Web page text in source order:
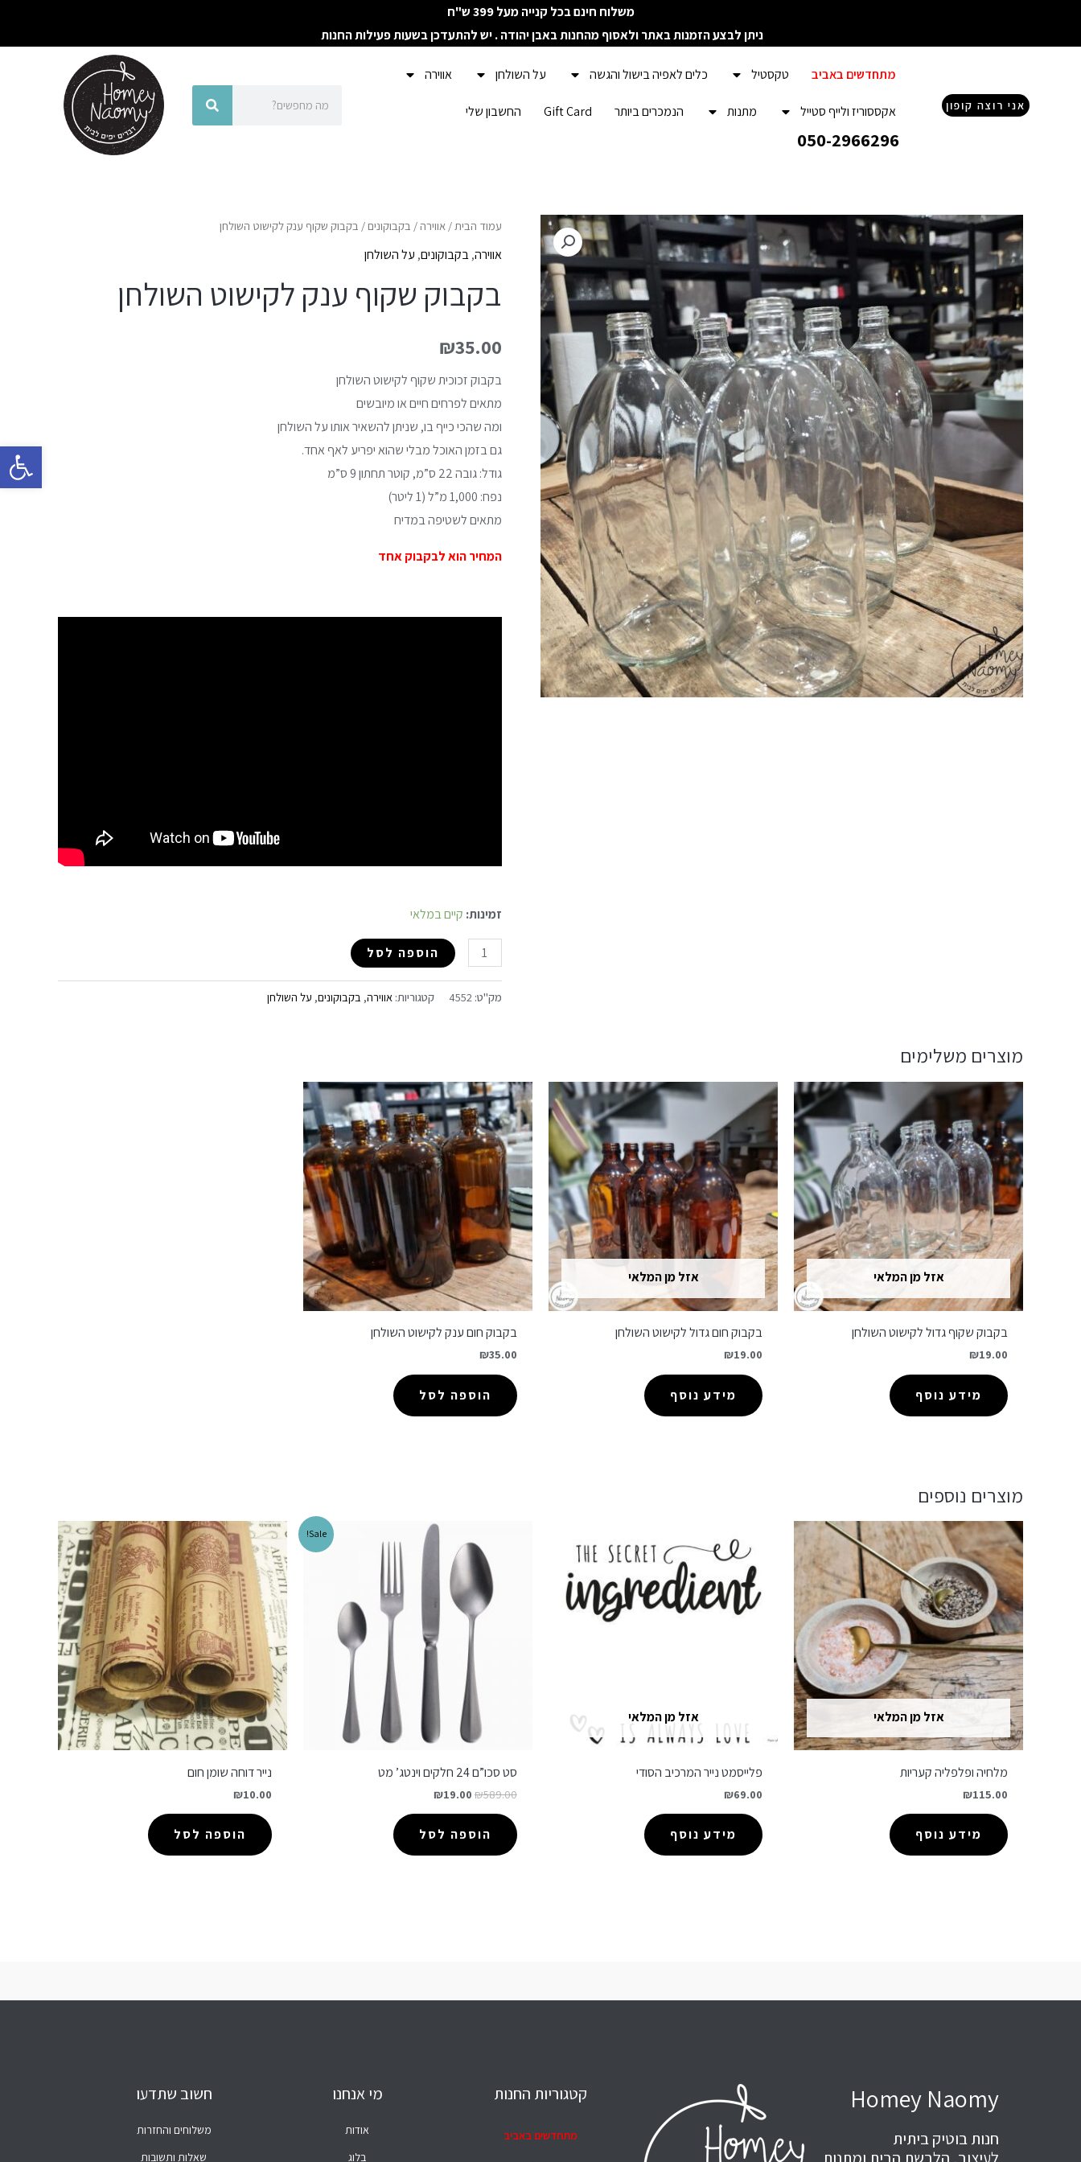
פתח
משלוח חינם בכל קנייה מעל 399 ש"ח
ניתן לבצע הזמנות באתר ולאסוף מהחנות באבן יהודה . יש להתעדכן בשעות פעילות החנות
אני רוצה קופון
מתחדשים באביב טקסטיל כלים לאפיה בישול והגשה על השולחן אווירה
אקססוריז ולייף סטייל מתנות הנמכרים ביותר Gift Card החשבון שלי
050-2966296
חיפוש
עמוד הבית/ אווירה / בקבוקונים / בקבוק שקוף ענק לקישוט השולחן
אווירה,בקבוקונים, על השולחן
בקבוק שקוף ענק לקישוט השולחן
₪35.00
בקבוק זכוכית שקוף לקישוט השולחן
מתאים לפרחים חיים או מיובשים
ומה שהכי כייף בו, שניתן להשאיר אותו על השולחן
גם בזמן האוכל מבלי שהוא יפריע לאף אחד.
גודל: גובה 22 ס”מ, קוטר תחתון 9 ס”מ
נפח: 1,000 מ”ל (1 ליטר)
מתאים לשטיפה במדיח
המחיר הוא לבקבוק אחד
זמינות: קיים במלאי
כמות
של
שקוף
לקישוט
הוספה לסל
מק"ט: 4552 קטגוריות: אווירה, בקבוקונים, על השולחן
מוצרים משלימים
אזל מן המלאי
בקבוק שקוף גדול לקישוט השולחן
₪19.00
מידע נוסף
אזל מן המלאי
בקבוק חום גדול לקישוט השולחן
₪19.00
מידע נוסף
בקבוק חום ענק לקישוט השולחן
₪35.00
הוספה לסל
מוצרים נוספים
אזל מן המלאי
מלחיה ופלפליה קעריות
₪115.00
מידע נוסף
אזל מן המלאי
פלייסמט נייר המרכיב הסודי
₪69.00
מידע נוסף
Sale!
סט סכו”ם 24 חלקים וינטג’ מט
₪589.00
₪19.00
הוספה לסל
נייר דוחה שומן חום
₪10.00
הוספה לסל
Homey Naomy
חנות בוטיק ביתית
לעיצוב, הלבשת הבית ומתנות
קטגוריות החנות
מתחדשים באביב
מי אנחנו
אודות
בלוג
חשוב שתדעו
משלוחים והחזרות
שאלות ותשובות